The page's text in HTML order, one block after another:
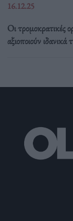
16.12.25
Οι τρομοκρατικές
αξιοποιούν